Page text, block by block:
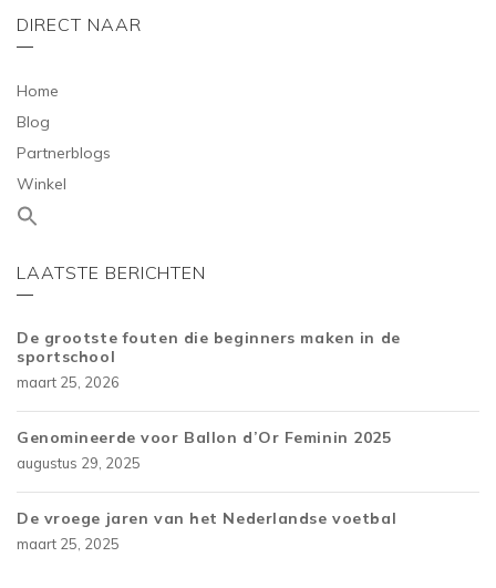
DIRECT NAAR
Home
Blog
Partnerblogs
Winkel
LAATSTE BERICHTEN
De grootste fouten die beginners maken in de
sportschool
maart 25, 2026
Genomineerde voor Ballon d’Or Feminin 2025
augustus 29, 2025
De vroege jaren van het Nederlandse voetbal
maart 25, 2025